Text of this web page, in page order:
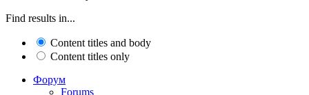
Find results in...
Content titles and body
Content titles only
Форум
Forums